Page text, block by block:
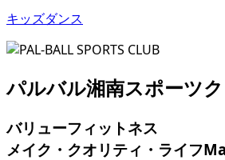
キッズダンス
パルバル湘南スポーツ
バリューフィットネス
メイク・クオリティ・ライフ